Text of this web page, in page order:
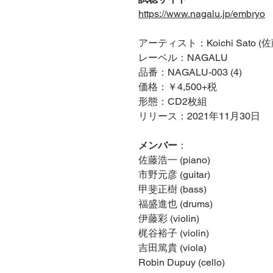
https://www.nagalu.jp/embryo
アーティスト：Koichi Sato (
レーベル：NAGALU
品番：NAGALU-003 (4)
価格：￥4,500+税
形態：CD2枚組
リリース：2021年11月30日
メンバー ：
佐藤浩一 (piano)
市野元彦 (guitar)
甲斐正樹 (bass)
福盛進也 (drums)
伊藤彩 (violin)
梶谷裕子 (violin)
吉田篤貴 (viola)
Robin Dupuy (cello)